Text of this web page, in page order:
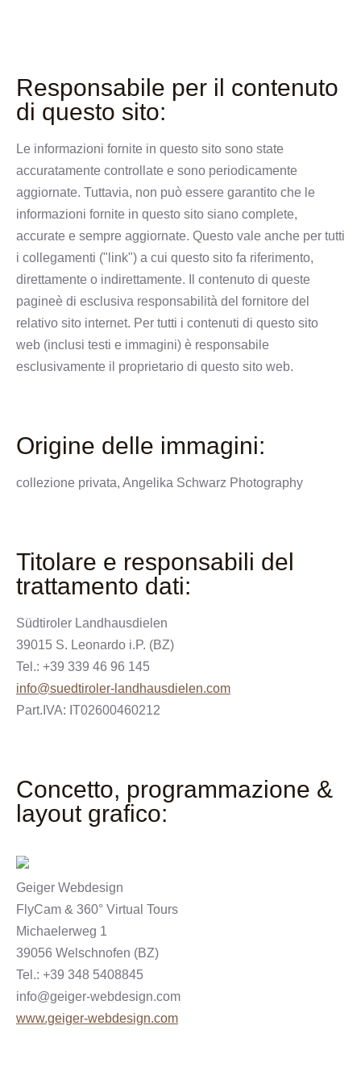
Responsabile per il contenuto
di questo sito:
Le informazioni fornite in questo sito sono state
accuratamente controllate e sono periodicamente
aggiornate. Tuttavia, non può essere garantito che le
informazioni fornite in questo sito siano complete,
accurate e sempre aggiornate. Questo vale anche per tutti
i collegamenti ("link") a cui questo sito fa riferimento,
direttamente o indirettamente. Il contenuto di queste
pagineè di esclusiva responsabilità del fornitore del
relativo sito internet. Per tutti i contenuti di questo sito
web (inclusi testi e immagini) è responsabile
esclusivamente il proprietario di questo sito web.
Origine delle immagini:
collezione privata, Angelika Schwarz Photography
Titolare e responsabili del
trattamento dati:
Südtiroler Landhausdielen
39015 S. Leonardo i.P. (BZ)
Tel.: +39 339 46 96 145
info@suedtiroler-landhausdielen.com
Part.IVA: IT02600460212
Concetto, programmazione &
layout grafico:
Geiger Webdesign
FlyCam & 360° Virtual Tours
Michaelerweg 1
39056 Welschnofen (BZ)
Tel.: +39 348 5408845
info@geiger-webdesign.com
www.geiger-webdesign.com